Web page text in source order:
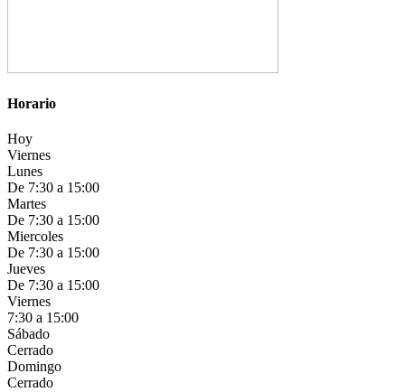
Horario
Hoy
Viernes
Lunes
De 7:30 a 15:00
Martes
De 7:30 a 15:00
Miercoles
De 7:30 a 15:00
Jueves
De 7:30 a 15:00
Viernes
7:30 a 15:00
Sábado
Cerrado
Domingo
Cerrado